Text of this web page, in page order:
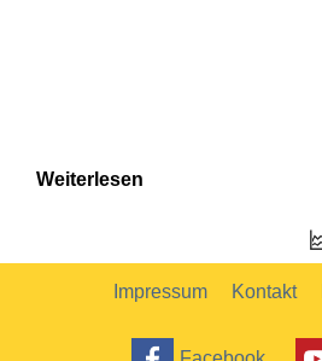
Weiterlesen
Impressum Kontakt